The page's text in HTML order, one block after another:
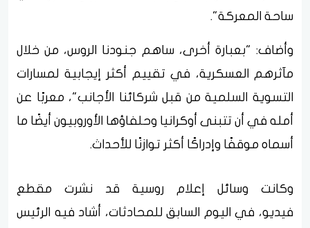
ساحة المعركة".
وأضاف: "بعبارة أخرى، ساهم جنودنا الروس، من خلال
مآثرهم العسكرية، في تقييم أكثر إيجابية لمسارات
التسوية السلمية من قبل شركائنا الأجانب"، معربًا عن
أمله في أن تتبنى أوكرانيا وحلفاؤها الأوروبيون أيضًا ما
أسماه موقفًا وإدراكًا أكثر توازنًا للأحداث.
وكانت وسائل إعلام روسية قد نشرت مقطع
فيديو، في اليوم السابق للمحادثات، أشاد فيه الرئيس